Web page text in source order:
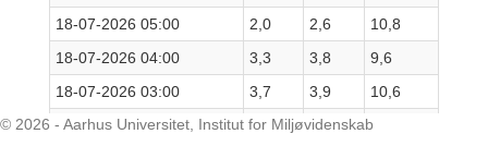
18-07-2026 05:00
2,0 2,6
10,8
18-07-2026 04:00
3,3 3,8
9,6
18-07-2026 03:00
3,7 3,9
10,6
18-07-2026 02:00
2,3 2,8 9,6
© 2026 - Aarhus Universitet, Institut for Miljøvidenskab